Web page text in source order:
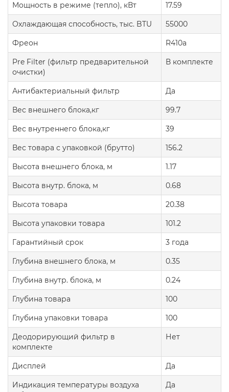
Мощность в режиме (тепло), кВт 17.59
Охлаждающая способность, тыс. BTU 55000
Фреон R410a
Pre Filter (фильтр предварительной
очистки)
В комплекте
Антибактериальный фильтр Да
Вес внешнего блока,кг 99.7
Вес внутреннего блока,кг 39
Вес товара с упаковкой (брутто) 156.2
Высота внешнего блока, м 1.17
Высота внутр. блока, м 0.68
Высота товара 20.38
Высота упаковки товара 101.2
Гарантийный срок 3 года
Глубина внешнего блока, м 0.35
Глубина внутр. блока, м 0.24
Глубина товара 100
Глубина упаковки товара 100
Деодорирующий фильтр в
комплекте
Нет
Дисплей Да
Индикация температуры воздуха
Да